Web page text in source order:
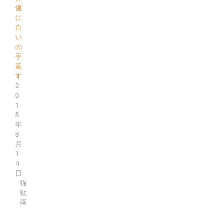
儀
に
合
い
の
手
返
す
2
0
1
8
年
8
月
1
4
日
猫
動
画